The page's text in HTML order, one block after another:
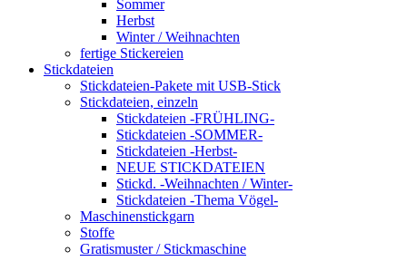
Sommer
Herbst
Winter / Weihnachten
fertige Stickereien
Stickdateien
Stickdateien-Pakete mit USB-Stick
Stickdateien, einzeln
Stickdateien -FRÜHLING-
Stickdateien -SOMMER-
Stickdateien -Herbst-
NEUE STICKDATEIEN
Stickd. -Weihnachten / Winter-
Stickdateien -Thema Vögel-
Maschinenstickgarn
Stoffe
Gratismuster / Stickmaschine